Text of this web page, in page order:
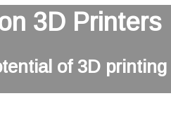
3D Printers
of 3D printing